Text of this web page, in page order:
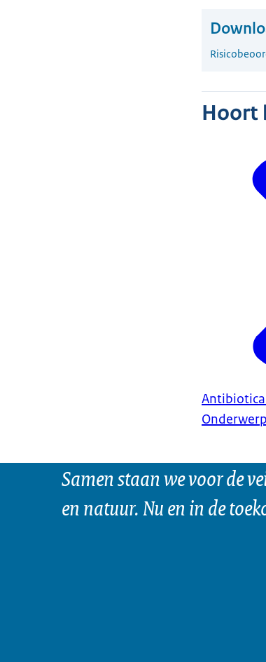
Hoort
Onderwerp
Samen staan we voor de
en natuur. Nu en in de